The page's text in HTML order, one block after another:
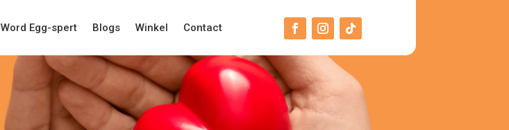
Word Egg-spert Blogs Winkel Contact